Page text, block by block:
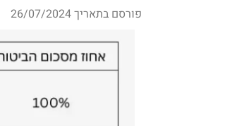
פורסם בתאריך 26/07/2024